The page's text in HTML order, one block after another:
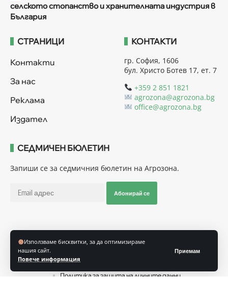
Използваме бисквитки, за да оптимизираме
нашия сайт.
Повече информация
Приемам
селското стопанство и хранителната индустрия в
България
СТРАНИЦИ
Контакти
За нас
Реклама
Издател
КОНТАКТИ
гр. София, 1606
бул. Христо Ботев 17, ет. 7
+359 2 851 1821
agrozona@agrozona.bg
office@agrozona.bg
СЕДМИЧЕН БЮЛЕТИН
Запиши се за седмичния бюлетин на Агрозона.
Абонирай се
Общи условия
Политика за използване на “Бисквитки”
Политика за защита на личните данни